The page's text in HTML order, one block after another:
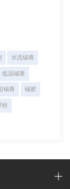
水洗锡膏
低温锡膏
锡膏 锡胶
粉